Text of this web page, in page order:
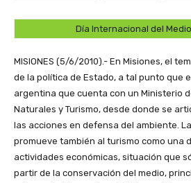
Día Internacional del
MISIONES (5/6/2010).- En Misiones, el
de la política de Estado, a tal punto que
argentina que cuenta con un Ministerio
Naturales y Turismo, desde donde se
las acciones en defensa del ambiente.
promueve también al turismo como una
actividades económicas, situación que
partir de la conservación del medio,